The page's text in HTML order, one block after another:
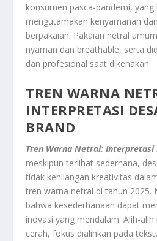
konsumen pasca-pandemi, yang
mengutamakan kenyamanan
berpakaian. Pakaian netral
nyaman dan breathable, serta
dan profesional saat dikenakan.
TREN WARNA
INTERPRETASI
BRAND
Tren Warna Netral: Interpretasi
meskipun terlihat sederhana,
tidak kehilangan kreativitas
tren warna netral di tahun 2025.
bahwa kesederhanaan dapat
inovasi yang mendalam. Alih-
cerah, fokus dialihkan pada